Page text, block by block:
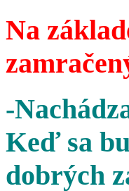
Na
-
Keď sa
dobrých